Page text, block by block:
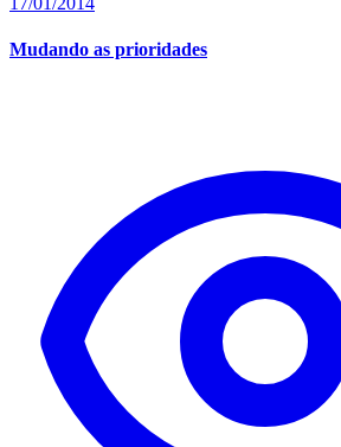
Mudando as prioridades